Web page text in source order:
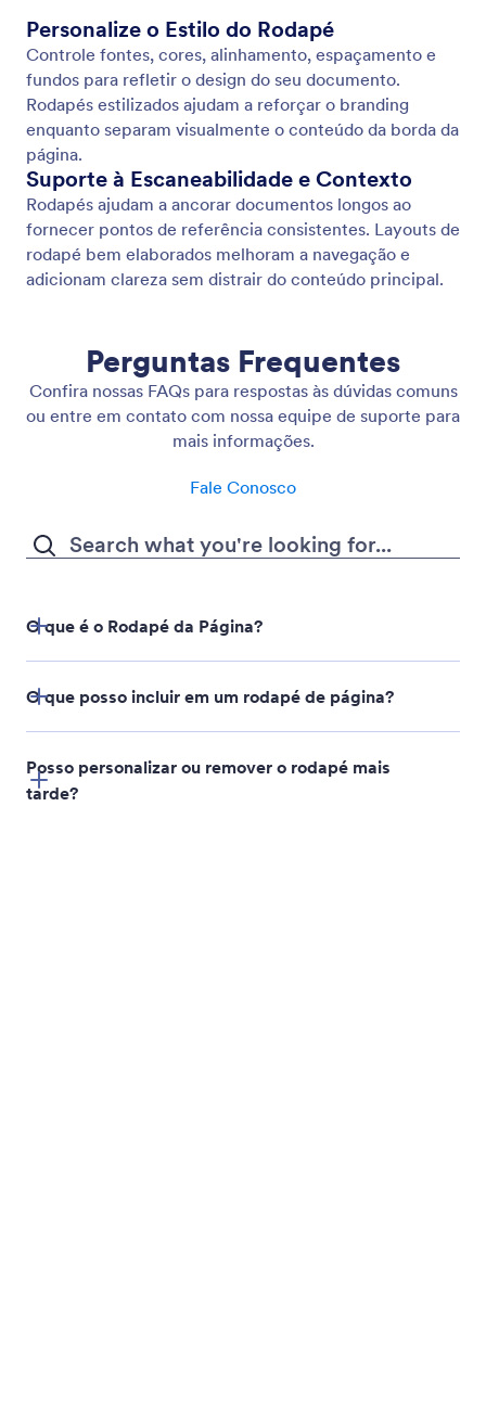
Page Header
Adicione conteúdo de cabeçalho consistente a
todas as páginas do seu documento. Exiba títulos,
branding, imagens ou detalhes da organização com
controle total de estilo de texto e plano de fundo.
Page Footer
páginas do seu documento. Exiba branding, detalhes
de contato ou informações adicionais com opções
flexíveis de estilo e plano de fundo.